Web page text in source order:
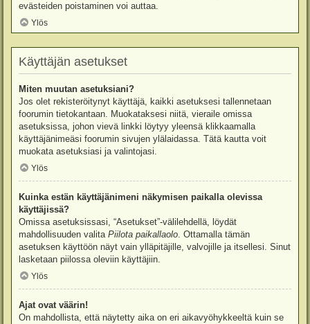
evästeiden poistaminen voi auttaa.
Ylös
Käyttäjän asetukset
Miten muutan asetuksiani?
Jos olet rekisteröitynyt käyttäjä, kaikki asetuksesi tallennetaan
foorumin tietokantaan. Muokataksesi niitä, vieraile omissa
asetuksissa, johon vievä linkki löytyy yleensä klikkaamalla
käyttäjänimeäsi foorumin sivujen ylälaidassa. Tätä kautta voit
muokata asetuksiasi ja valintojasi.
Ylös
Kuinka estän käyttäjänimeni näkymisen paikalla olevissa
käyttäjissä?
Omissa asetuksissasi, “Asetukset”-välilehdellä, löydät
mahdollisuuden valita Piilota paikallaolo. Ottamalla tämän
asetuksen käyttöön näyt vain ylläpitäjille, valvojille ja itsellesi. Sinut
lasketaan piilossa oleviin käyttäjiin.
Ylös
Ajat ovat väärin!
On mahdollista, että näytetty aika on eri aikavyöhykkeeltä kuin se